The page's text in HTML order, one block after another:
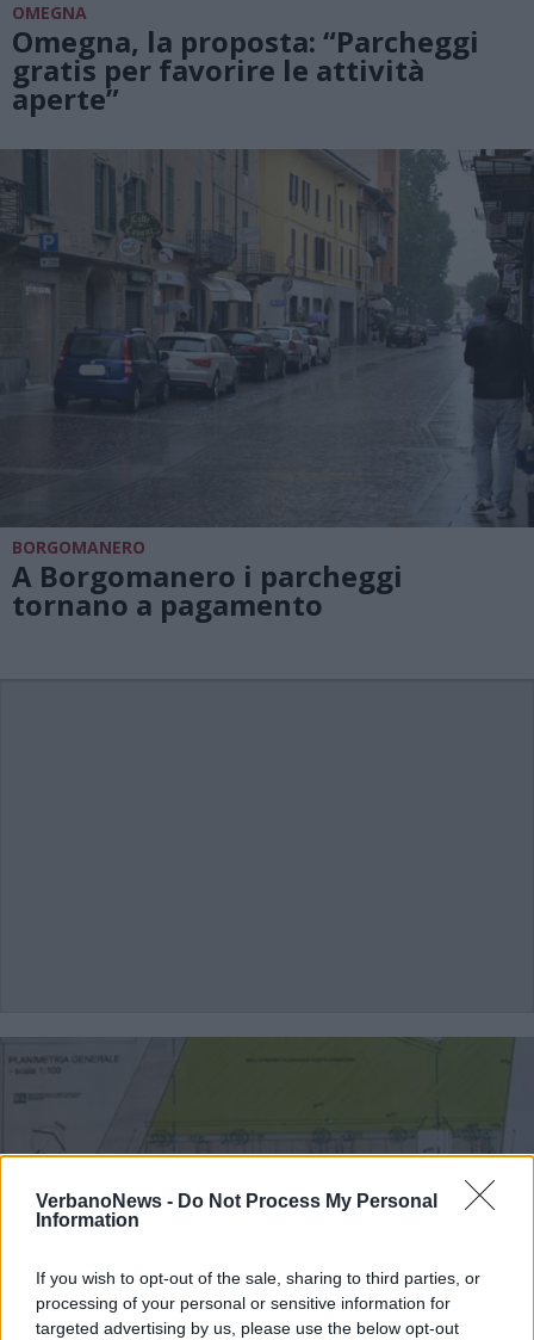
VerbanoNews - Do Not Process My Personal
Information
If you wish to opt-out of the sale, sharing to third parties, or
processing of your personal or sensitive information for
targeted advertising by us, please use the below opt-out
OMEGNA
Omegna, la proposta: “Parcheggi
gratis per favorire le attività
aperte”
BORGOMANERO
A Borgomanero i parcheggi
tornano a pagamento